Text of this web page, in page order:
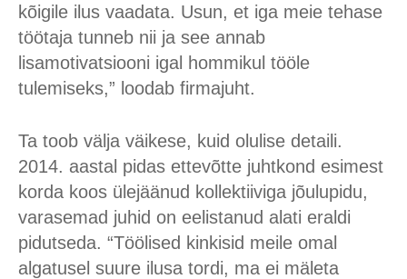
kõigile ilus vaadata. Usun, et iga meie tehase
töötaja tunneb nii ja see annab
lisamotivatsiooni igal hommikul tööle
tulemiseks,” loodab firmajuht.
Ta toob välja väikese, kuid olulise detaili.
2014. aastal pidas ettevõtte juhtkond esimest
korda koos ülejäänud kollektiiviga jõulupidu,
varasemad juhid on eelistanud alati eraldi
pidutseda. “Töölised kinkisid meile omal
algatusel suure ilusa tordi, ma ei mäleta